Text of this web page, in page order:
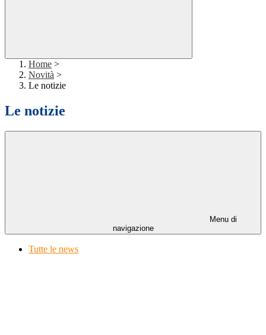
Home >
Novità >
Le notizie
Le notizie
Menu di
navigazione
Tutte le news